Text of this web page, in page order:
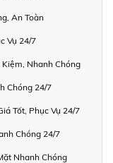
An Toàn
Vụ 24/7
Kiệm, Nhanh Chóng
Chóng 24/7
Tốt, Phục Vụ 24/7
Chóng 24/7
Nhanh Chóng